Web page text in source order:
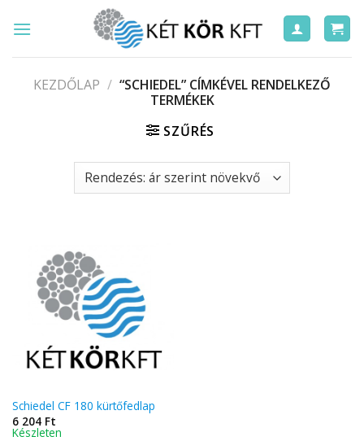
KEZDŐLAP / “SCHIEDEL” CÍMKÉVEL RENDELKEZŐ
TERMÉKEK
SZŰRÉS
Schiedel CF 180 kürtőfedlap
6 204 Ft
Készleten